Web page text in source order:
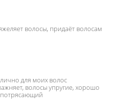
волосы, придаёт волосам
для моих волос
волосы упругие, хорошо